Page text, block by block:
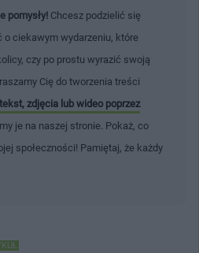
pomysły! Chcesz podzielić się
ciekawym wydarzeniu, które
czy po prostu wyrazić swoją
Cię do tworzenia treści
zdjęcia lub wideo poprzez
je na naszej stronie. Pokaż, co
społeczności! Pamiętaj, że każdy